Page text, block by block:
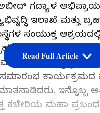
ಗದ್ಯಾಳ
ಇಲಾಖೆ ಮತ್ತು
ಸಂಯುಕ್ತ
6 ದಿನಗಳ ಕಾಲ
ಅಭಿವೃದ್ಧಿ
ಕಾರ್ಯಕ್ರಮದ
ಇನ್ನೊಬ್ಬ
ಕಚೇರಿಯ ಮಹಾ
Read Full Article